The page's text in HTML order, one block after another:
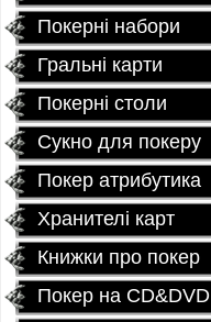
Покерні набори
Гральні карти
Покернi столи
Сукно для покеру
Покер атрибутика
Хранителі карт
Книжки про покер
Покер на CD&DVD